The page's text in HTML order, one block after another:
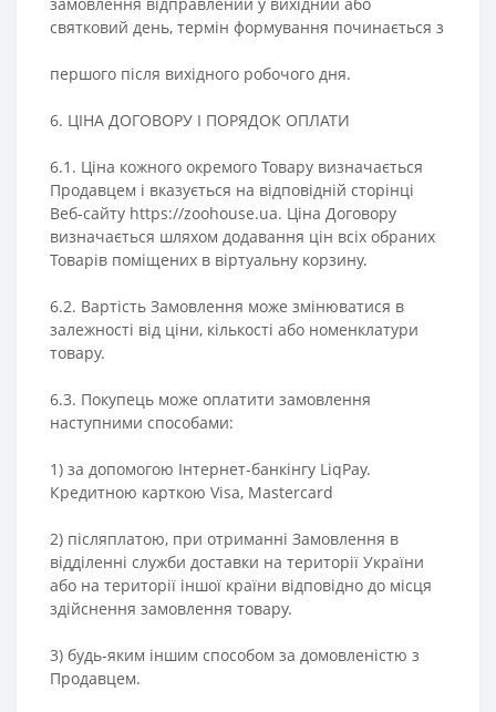
святковий день, термін формування починається з
першого після вихідного робочого дня.
6. ЦІНА ДОГОВОРУ І ПОРЯДОК ОПЛАТИ
6.1. Ціна кожного окремого Товару визначається
Продавцем і вказується на відповідній сторінці
Веб-сайту https://zoohouse.ua. Ціна Договору
визначається шляхом додавання цін всіх обраних
Товарів поміщених в віртуальну корзину.
6.2. Вартість Замовлення може змінюватися в
залежності від ціни, кількості або номенклатури
товару.
6.3. Покупець може оплатити замовлення
наступними способами:
1) за допомогою Інтернет-банкінгу LiqPay.
Кредитною карткою Visa, Mastercard
2) післяплатою, при отриманні Замовлення в
відділенні служби доставки на території України
або на території іншої країни відповідно до місця
здійснення замовлення товару.
3) будь-яким іншим способом за домовленістю з
Продавцем.